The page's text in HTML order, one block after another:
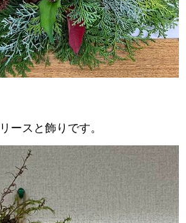
ースと飾りです。